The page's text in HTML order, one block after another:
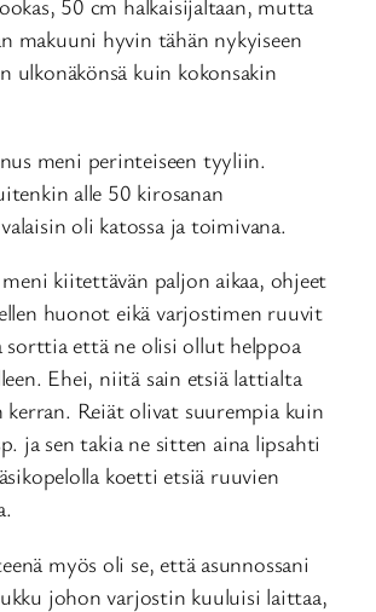
50 cm halkaisijaltaan, mutta
makuuni hyvin tähän nykyiseen
ulkonäkönsä kuin kokonsakin
meni perinteiseen tyyliin.
alle 50 kirosanan
oli katossa ja toimivana.
meni kiitettävän paljon aikaa, ohjeet
huonot eikä varjostimen ruuvit
sorttia että ne olisi ollut helppoa
Ehei, niitä sain etsiä lattialta
kerran. Reiät olivat suurempia kuin
ja sen takia ne sitten aina lipsahti
koetti etsiä ruuvien
myös oli se, että asunnossani
johon varjostin kuuluisi laittaa,